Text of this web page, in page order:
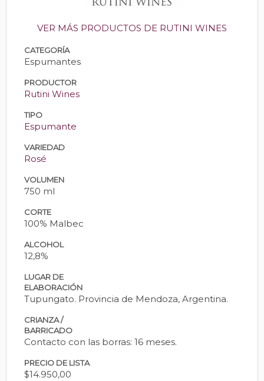
VER MÁS PRODUCTOS DE RUTINI WINES
CATEGORÍA
Espumantes
PRODUCTOR
Rutini Wines
TIPO
Espumante
VARIEDAD
Rosé
VOLUMEN
750 ml
CORTE
100% Malbec
ALCOHOL
12,8%
LUGAR DE
ELABORACIÓN
Tupungato. Provincia de Mendoza, Argentina.
CRIANZA /
BARRICADO
Contacto con las borras: 16 meses.
PRECIO DE LISTA
$14.950,00